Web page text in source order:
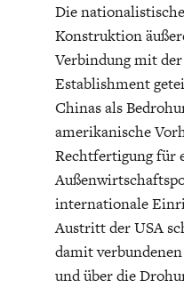
Die
Konstruktion
Verbindung mit
Establishment
Chinas als
amerikanische
Rechtfertigung für
internationale
Austritt der USA
damit
und über die